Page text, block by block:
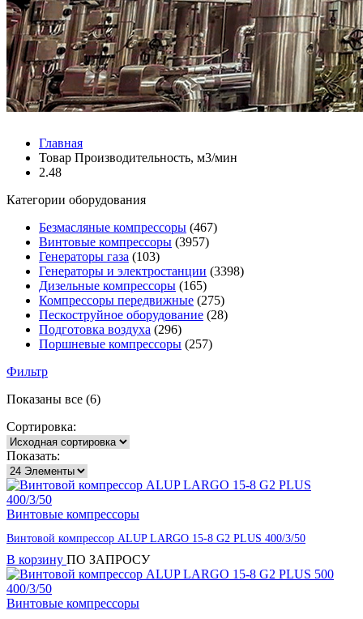
Главная
Товар Производительность, м3/мин
2.48
Категории оборудования
Безмасляные компрессоры (467)
Винтовые компрессоры (3957)
Генераторы газа (103)
Генераторы и электростанции (3398)
Дизельные компрессоры (165)
Компрессоры передвижные (275)
Пескоструйное оборудование (28)
Подготовка воздуха (296)
Поршневые компрессоры (257)
Фильтр
Показаны все (6)
Сортировка:
Показать:
Винтовые компрессоры
Винтовой компрессор ALUP LARGO 15-8 G2 PLUS 400/3/50
В корзину ПО ЗАПРОСУ
Винтовые компрессоры